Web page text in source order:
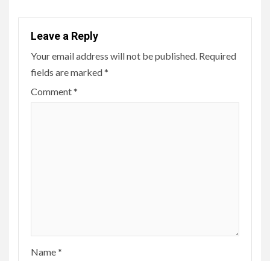
Leave a Reply
Your email address will not be published. Required
fields are marked*
Comment*
Name*